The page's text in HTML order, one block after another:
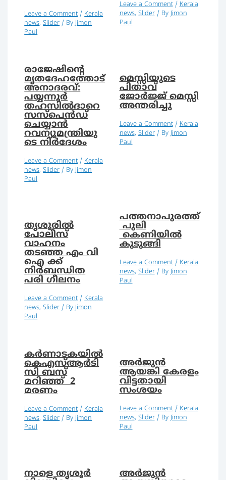
Leave a Comment / Kerala
news,Slider / By Jimon
Paul
Leave a Comment / Kerala
news, Slider/ By Jimon
Paul
രാജേഷിന്റെ
മൃതദേഹത്തോട്
അനാദരവ്:
പയ്യന്നൂര്‍
തഹസില്‍ദാറെ
സസ്‌പെന്‍ഡ്
ചെയ്യാന്‍
റവന്യൂമന്ത്രിയു
ടെ നിര്‍ദേശം
Leave a Comment / Kerala
news,Slider / By Jimon
Paul
മെസ്സിയുടെ
പിതാവ്
ജോര്‍ജ്ജ് മെസ്സി
അന്തരിച്ചു
Leave a Comment / Kerala
news, Slider/ By Jimon
Paul
തൃശൂരിൽ
പോലീസ്
വാഹനം
തടഞ്ഞ എം വി
ഐ ക്ക്
നിർബന്ധിത
പരി ഗീലനം
Leave a Comment / Kerala
news,Slider / By Jimon
Paul
പത്തനാപുരത്ത്
പുലി
കെണിയില്‍
കുടുങ്ങി
Leave a Comment / Kerala
news, Slider/ By Jimon
Paul
കര്‍ണാടകയില്‍
കെഎസ്ആര്‍ടി
സി ബസ്
മറിഞ്ഞ് 2
മരണം
Leave a Comment / Kerala
news,Slider / By Jimon
Paul
അര്‍ജുന്‍
ആയങ്കി കേരളം
വിട്ടതായി
സംശയം
Leave a Comment / Kerala
news, Slider/ By Jimon
Paul
നാളെ തൃശൂർ അര്‍ജുന്‍